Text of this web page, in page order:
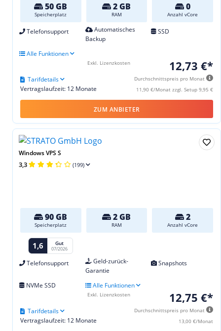
50 GB
Speicherplatz
2 GB
RAM
0
Anzahl vCore
Telefonsupport
Automatisches
Backup
SSD
Alle Funktionen
12,73 €*
Durchschnittspreis pro Monat
11,90 €/Monat zzgl. Setup 9,95 €
Vertragslaufzeit: 12 Monate
Tarifdetails
Exkl. Lizenzkosten
ZUM ANBIETER
Windows VPS S
3,3 (199)
90 GB
Speicherplatz
2 GB
RAM
2
Anzahl vCore
1,6 Gut
07/2026
Telefonsupport
Geld-zurück-
Garantie
Snapshots
NVMe SSD Alle Funktionen
12,75 €*
Durchschnittspreis pro Monat
13,00 €/Monat
Vertragslaufzeit: 12 Monate
Tarifdetails
Exkl. Lizenzkosten